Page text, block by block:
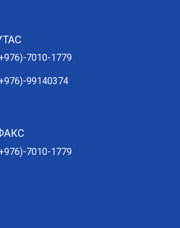
7010-1779
99140374
7010-1779